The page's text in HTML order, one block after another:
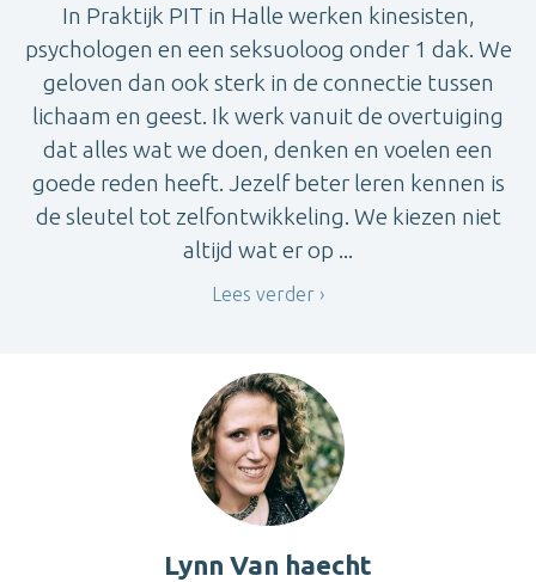
In Praktijk PIT in Halle werken kinesisten,
psychologen en een seksuoloog onder 1 dak. We
geloven dan ook sterk in de connectie tussen
lichaam en geest. Ik werk vanuit de overtuiging
dat alles wat we doen, denken en voelen een
goede reden heeft. Jezelf beter leren kennen is
de sleutel tot zelfontwikkeling. We kiezen niet
altijd wat er op ...
Lees verder
Lynn Van haecht